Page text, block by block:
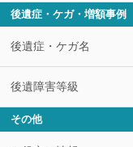
後遺症・ケガ・増額事例
後遺症・ケガ名
後遺障害等級
その他